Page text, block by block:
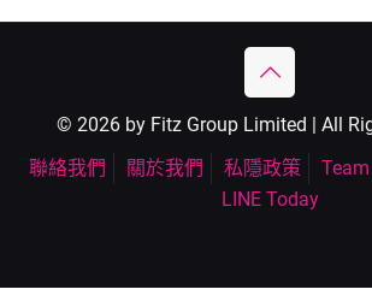
© 2026 by Fitz Group Limited | All
聯絡我們
關於我們 私隱政策
LINE Today